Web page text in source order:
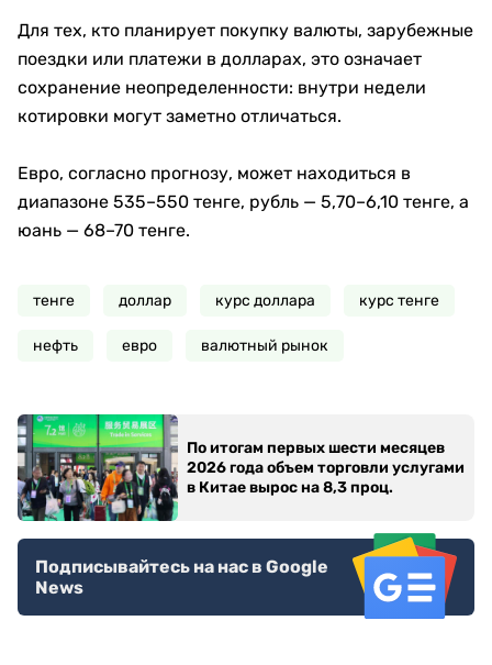
Для тех, кто планирует покупку валюты, зарубежные
поездки или платежи в долларах, это означает
сохранение неопределенности: внутри недели
котировки могут заметно отличаться.
Евро, согласно прогнозу, может находиться в
диапазоне 535–550 тенге, рубль — 5,70–6,10 тенге, а
юань — 68–70 тенге.
тенге доллар курс доллара курс тенге
нефть евро валютный рынок
По итогам первых шести месяцев
2026 года объем торговли услугами
в Китае вырос на 8,3 проц.
Подписывайтесь на нас в Google
News